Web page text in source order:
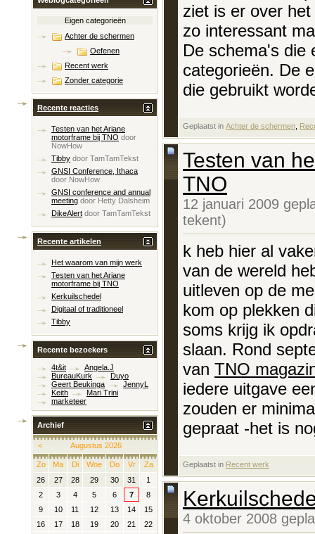
ziet is er over
zo interessant
De schema's die
categorieën. De
die gebruikt
Geplaatst in Achter de schermen
Testen van
TNO
12 januari 2009
tekent)
k heb hier al
van de wereld
uitleven op de
kom op plekken
soms krijg ik
slaan. Rond
van TNO
iedere uitgave
zouden er
gepraat -het is
Geplaatst in Recent werk
4 oktober 2008
Eigen categorieën
Achter de schermen
Oefenen
Recent werk
Zonder categorie
Recente reacties
Testen van het Ariane
motorframe bij TNO door
NowHow
Tibby door TamTamTekst
GNSI Conference, Ithaca
door NowHow
GNSI conference and annual
meeting door Hetty Dalsheim
DikeAlert door TamTamTekst
Recente artikelen
Het waarom van mijn werk
Testen van het Ariane
motorframe bij TNO
Kerkuilschedel
Digitaal of traditioneel
Tibby
Recente bezoekers
4t&it
Angela.J
BureauKurk
Duyo
Geert Beukinga
JennyL
Keith
Mari Trini
marketeer
Archief
< Augustus 2026
Zo Ma Di Woe Do Vr
Za
26
27 28 29 30 31
1
2
3 4 5 6 7
8
9
10 11 12 13 14
15
16
17 18 19 20 21
22